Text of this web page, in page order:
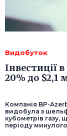
Видобуток
Інвестиції
20% до $2,1
Компанія BP-
видобула з
кубометрів газу,
періоду